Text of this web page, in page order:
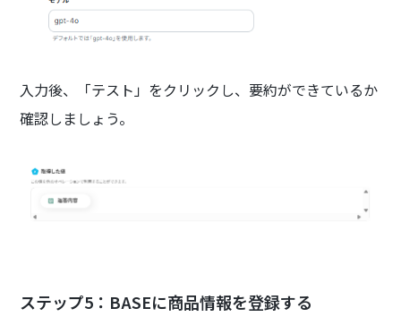
入力後、「テスト」をクリックし、要約ができているか
確認しましょう。
ステップ5：BASEに商品情報を登録する